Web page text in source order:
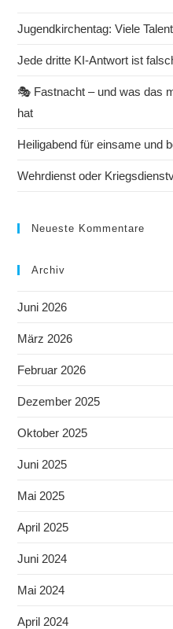
Jugendkirchentag: Viele
Jede dritte KI-Antwort ist
🎭 Fastnacht – und was das
hat
Heiligabend für einsame und
Wehrdienst oder
Neueste Kommentare
Archiv
Juni 2026
März 2026
Februar 2026
Dezember 2025
Oktober 2025
Juni 2025
Mai 2025
April 2025
Juni 2024
Mai 2024
April 2024